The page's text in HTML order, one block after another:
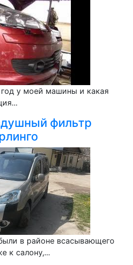
у моей машины и какая
фильтр
в районе всасывающего
к салону,...